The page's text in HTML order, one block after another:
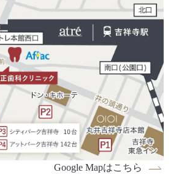
Google Mapはこちら